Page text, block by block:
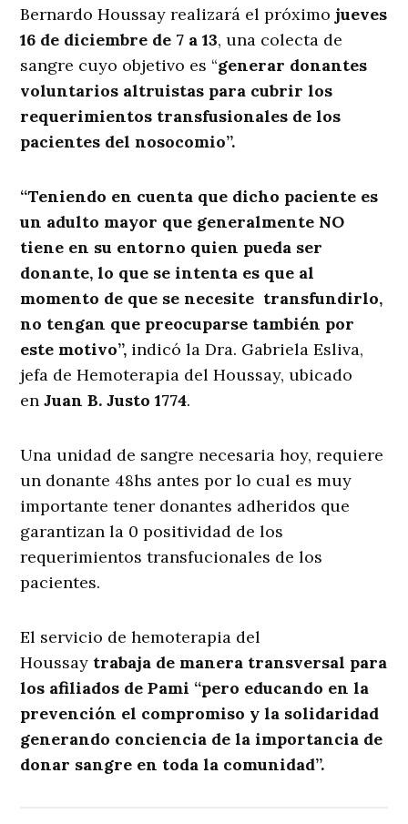
Bernardo Houssay realizará el próximojueves
16 de diciembre de 7 a 13, una colecta de
sangre cuyo objetivo es “generar donantes
voluntarios altruistas para cubrir los
requerimientos transfusionales de los
pacientes del nosocomio”.
“Teniendo en cuenta que dicho paciente es
un adulto mayor que generalmente NO
tiene en su entorno quien pueda ser
donante, lo que se intenta es que al
momento de que se necesite transfundirlo,
no tengan que preocuparse también por
este motivo”, indicó la Dra. Gabriela Esliva,
jefa de Hemoterapia del Houssay, ubicado
enJuan B. Justo 1774.
Una unidad de sangre necesaria hoy, requiere
un donante 48hs antes por lo cual es muy
importante tener donantes adheridos que
garantizan la 0 positividad de los
requerimientos transfucionales de los
pacientes.
El servicio de hemoterapia del
Houssay trabaja de manera transversal para
los afiliados de Pami “pero educando en la
prevención el compromiso y la solidaridad
generando conciencia de la importancia de
donar sangre en toda la comunidad”.